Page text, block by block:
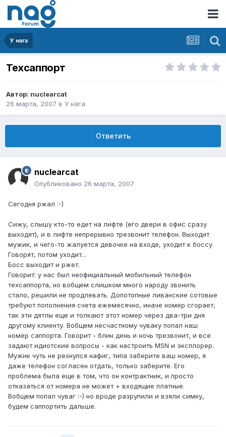
У нага
Техсаппорт
Автор: nuclearcat
26 марта, 2007 в У нага
Ответить
nuclearcat
Опубликовано 26 марта, 2007
Сегодня ржал :-)
Сижу, слышу кто-то едет на лифте (его двери в офис сразу
выходят), и в лифте непрерывно трезвонит телефон. Выходит
мужик, и чего-то жалуется девочке на входе, уходит к боссу.
Говорят, потом уходит...
Босс выходит и ржет.
Говорит: у нас был неофициальный мобильный телефон
техсаппорта, но вобщем слишком много народу звонить
стало, решили не продлевать. Допотопные ливанские сотовые
требуют пополнения счета ежемесячно, иначе номер сгорает,
так эти дятлы еще и толкают этот номер через два-три дня
другому клиенту. Вобщем несчастному чуваку попал наш
номер саппорта. Говорит - блин день и ночь трезвонит, и все
задают идиотские вопросы - как настроить MSN и эксплорер.
Мужик чуть не рехнулся нафиг, типа заберите ваш номер, я
даже телефон согласен отдать, только заберите. Его
проблема была еще в том, что он контрактник, и просто
отказаться от номера не может + входящие платные.
Вобщем попал чуваг :-) но вроде разрулили и взяли симку,
будем саппортить дальше.